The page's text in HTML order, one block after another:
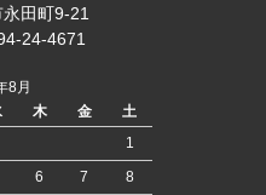
田町9-21
24-4671
8月
木 金
土
1
6 7
8